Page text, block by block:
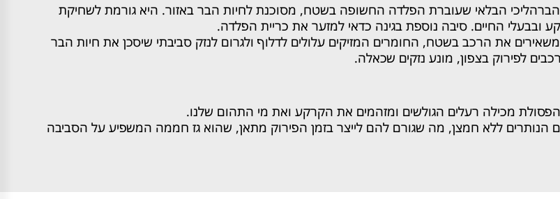
הברהליכי הבלאי שעוברת הפלדה החשופה בשטח, מסוכנת לחיות הבר באזור. היא גורמת לשחיקת
ובבעלי החיים. סיבה נוספת בגינה כדאי למזער את כריית הפלדה.
משאירים את הרכב בשטח, החומרים המזיקים עלולים לדלוף ולגרום לנזק סביבתי שיסכן את חיות הבר
לפירוק בצפון, מונע נזקים שכאלה.
מכילה רעלים הגולשים ומזהמים את הקרקע ואת מי התהום שלנו.
הנותרים ללא חמצן, מה שגורם להם לייצר בזמן הפירוק מתאן, שהוא גז חממה המשפיע על הסביבה